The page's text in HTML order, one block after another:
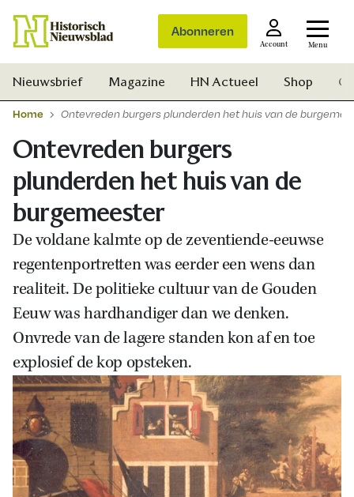
Abonneren
Account Menu
Zoek
Nieuwsbrief Magazine HN Actueel Shop
Home Ontevreden burgers plunderden het huis van de
Ontevreden burgers
plunderden het huis van de
burgemeester
De voldane kalmte op de zeventiende-eeuwse
regentenportretten was eerder een wens dan
realiteit. De politieke cultuur van de Gouden
Eeuw was hardhandiger dan we denken.
Onvrede van de lagere standen kon af en toe
explosief de kop opsteken.